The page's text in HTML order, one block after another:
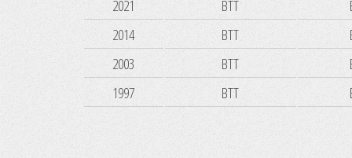
2021
BTT
2014
BTT
2003
BTT
1997
BTT